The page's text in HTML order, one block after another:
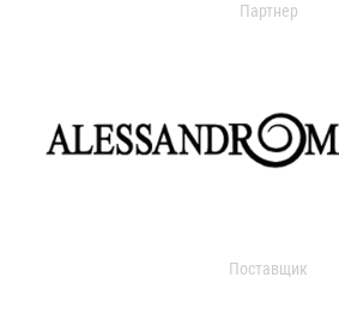
Партнер
Поставщик